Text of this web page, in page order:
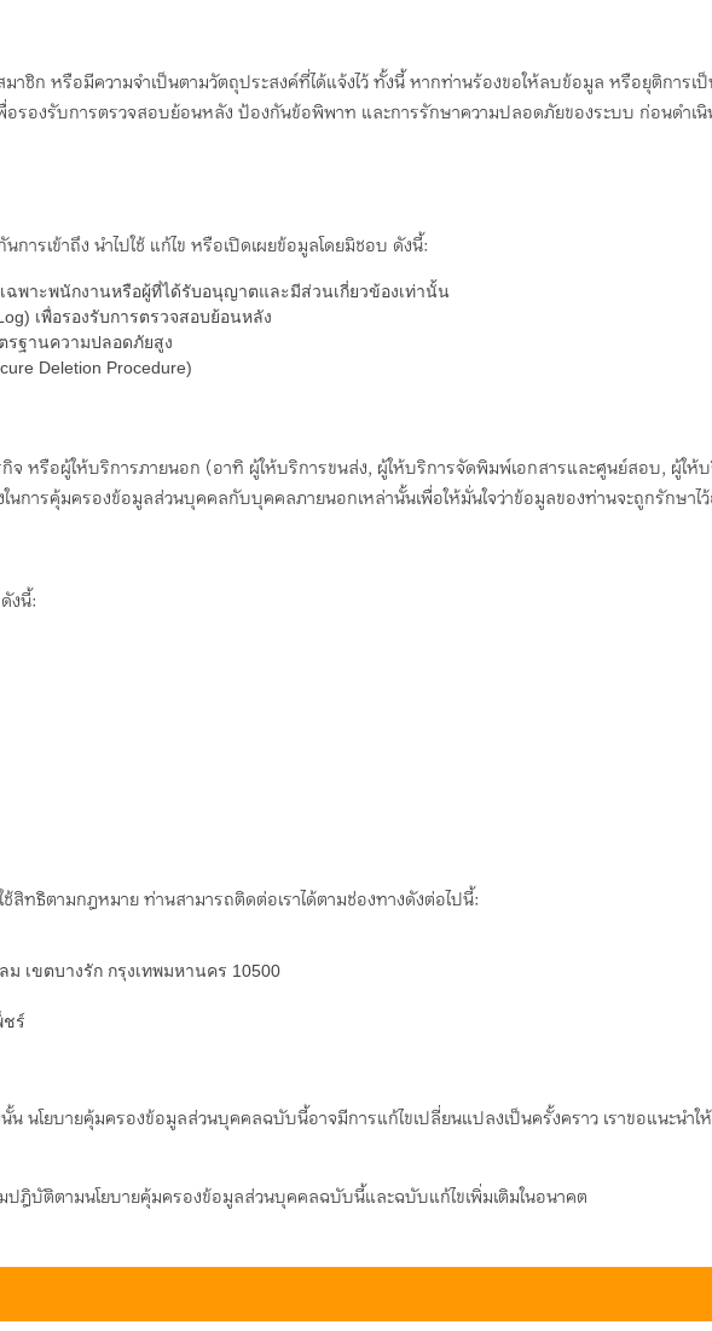
ชิก หรือมีความจำเป็นตามวัตถุประสงค์ที่ได้แจ้งไว้ ทั้งนี้ หากท่านร้องขอให้ลบข้อมูล หรือยุติการเ
พื่อรองรับการตรวจสอบย้อนหลัง ป้องกันข้อพิพาท และการรักษาความปลอดภัยของระบบ ก่อนดำเ
ารเข้าถึง นำไปใช้ แก้ไข หรือเปิดเผยข้อมูลโดยมิชอบ ดังนี้:
ฉพาะพนักงานหรือผู้ที่ได้รับอนุญาตและมีส่วนเกี่ยวข้องเท่านั้น
เพื่อรองรับการตรวจสอบย้อนหลัง
รฐานความปลอดภัยสูง
Deletion Procedure)
หรือผู้ให้บริการภายนอก (อาทิ ผู้ให้บริการขนส่ง, ผู้ให้บริการจัดพิมพ์เอกสารและศูนย์สอบ, ผู้ให้บ
นการคุ้มครองข้อมูลส่วนบุคคลกับบุคคลภายนอกเหล่านั้นเพื่อให้มั่นใจว่าข้อมูลของท่านจะถูกรักษาไ
งนี้:
ทธิตามกฎหมาย ท่านสามารถติดต่อเราได้ตามช่องทางดังต่อไปนี้:
เขตบางรัก กรุงเทพมหานคร 10500
ร์
นโยบายคุ้มครองข้อมูลส่วนบุคคลฉบับนี้อาจมีการแก้ไขเปลี่ยนแปลงเป็นครั้งคราว เราขอแนะนำใ
ฎิบัติตามนโยบายคุ้มครองข้อมูลส่วนบุคคลฉบับนี้และฉบับแก้ไขเพิ่มเติมในอนาคต